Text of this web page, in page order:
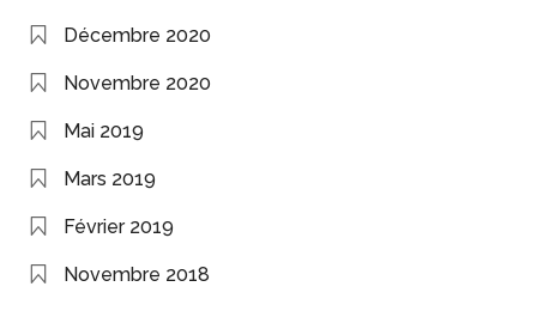
Décembre 2020
Novembre 2020
Mai 2019
Mars 2019
Février 2019
Novembre 2018